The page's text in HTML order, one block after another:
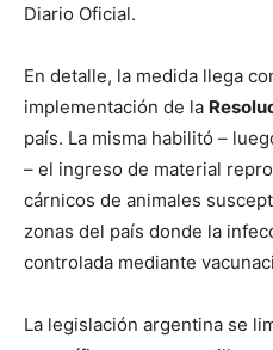
Diario Oficial.
En detalle, la medida llega
implementación de la
país. La misma habilitó –
– el ingreso de material
cárnicos de animales
zonas del país donde la
controlada mediante
La legislación argentina se